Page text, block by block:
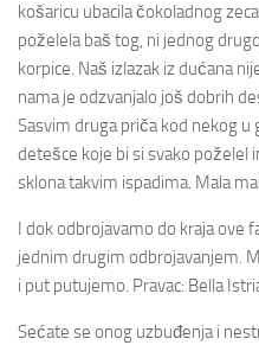
košaricu ubacila čokoladnog
poželela baš tog, ni jednog
korpice. Naš izlazak iz dućana
nama je odzvanjalo još dobrih
Sasvim druga priča kod nekog
detešce koje bi si svako poželel
sklona takvim ispadima. Mala
I dok odbrojavamo do kraja ove
jednim drugim odbrojavanjem.
i put putujemo. Pravac: Bella
Sećate se onog uzbuđenja i